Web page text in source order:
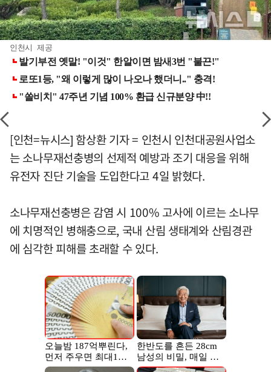
인천시 제공
[인천=뉴시스] 함상환 기자 = 인천시 인천대공원사업소
는 소나무재선충병의 선제적 예방과 조기 대응을 위해
유전자 진단 기술을 도입한다고 4일 밝혔다.
소나무재선충병은 감염 시 100% 고사에 이르는 소나무
에 치명적인 병해충으로, 국내 산림 생태계와 산림경관
에 심각한 피해를 초래할 수 있다.